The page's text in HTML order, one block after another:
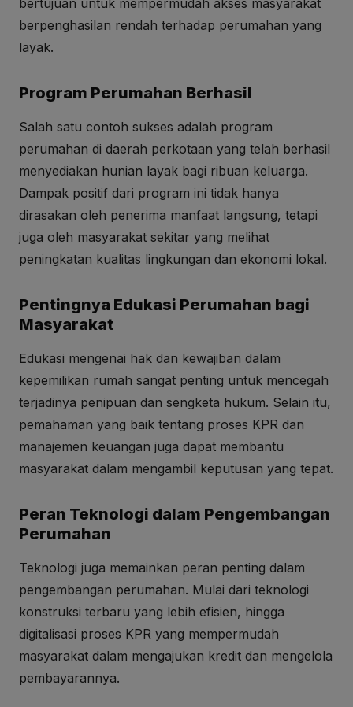
bertujuan untuk mempermudah akses masyarakat
berpenghasilan rendah terhadap perumahan yang
layak.
Program Perumahan Berhasil
Salah satu contoh sukses adalah program
perumahan di daerah perkotaan yang telah berhasil
menyediakan hunian layak bagi ribuan keluarga.
Dampak positif dari program ini tidak hanya
dirasakan oleh penerima manfaat langsung, tetapi
juga oleh masyarakat sekitar yang melihat
peningkatan kualitas lingkungan dan ekonomi lokal.
Pentingnya Edukasi Perumahan bagi
Masyarakat
Edukasi mengenai hak dan kewajiban dalam
kepemilikan rumah sangat penting untuk mencegah
terjadinya penipuan dan sengketa hukum. Selain itu,
pemahaman yang baik tentang proses KPR dan
manajemen keuangan juga dapat membantu
masyarakat dalam mengambil keputusan yang tepat.
Peran Teknologi dalam Pengembangan
Perumahan
Teknologi juga memainkan peran penting dalam
pengembangan perumahan. Mulai dari teknologi
konstruksi terbaru yang lebih efisien, hingga
digitalisasi proses KPR yang mempermudah
masyarakat dalam mengajukan kredit dan mengelola
pembayarannya.